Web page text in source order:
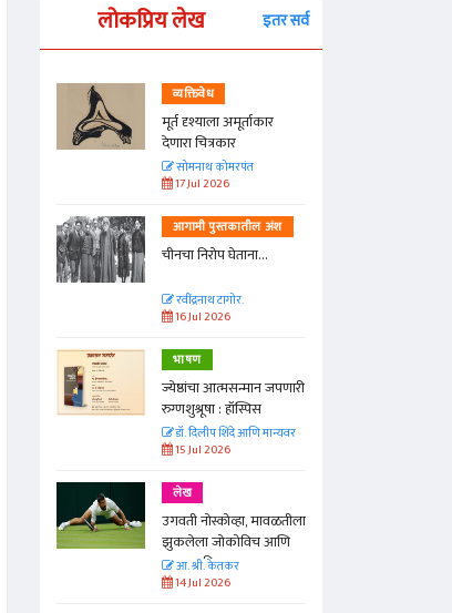
लोकप्रिय लेख इतर सर्व
व्यक्तिवेध
मूर्त दृश्याला अमूर्ताकार
देणारा चित्रकार
सोमनाथ कोमरपंत
17 Jul 2026
आगामी पुस्तकातील अंश
चीनचा निरोप घेताना...
रवींद्रनाथ टागोर.
16 Jul 2026
भाषण
ज्येष्ठांचा आत्मसन्मान जपणारी
रुग्णशुश्रूषा : हॉस्पिस
डॉ. दिलीप शिंदे आणि मान्यवर
15 Jul 2026
लेख
उगवती नोस्कोव्हा, मावळतीला
झुकलेला जोकोविच आणि
दरम्यान विम्बल्डन
आ. श्री. केतकर
14 Jul 2026